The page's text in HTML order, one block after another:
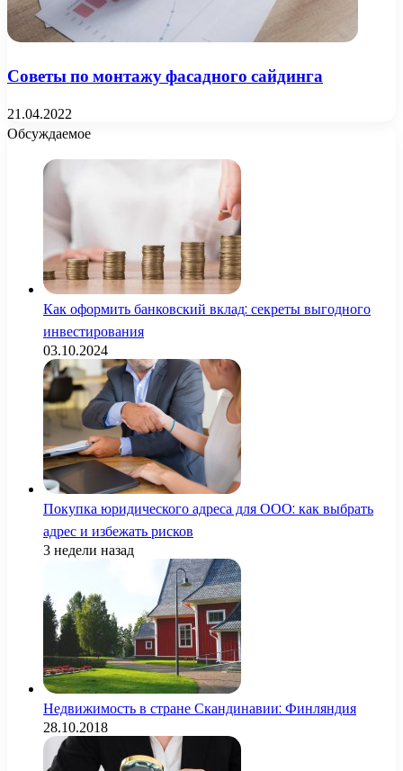
Советы по монтажу фасадного сайдинга
21.04.2022
Обсуждаемое
Как оформить банковский вклад: секреты выгодного
инвестирования
03.10.2024
Покупка юридического адреса для ООО: как выбрать
адрес и избежать рисков
3 недели назад
Недвижимость в стране Скандинавии: Финляндия
28.10.2018